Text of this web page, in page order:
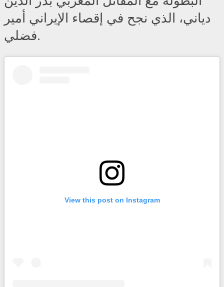
دياني، الذي نجح في إقصاء الإيراني أمير
فضلي.
View this post on Instagram